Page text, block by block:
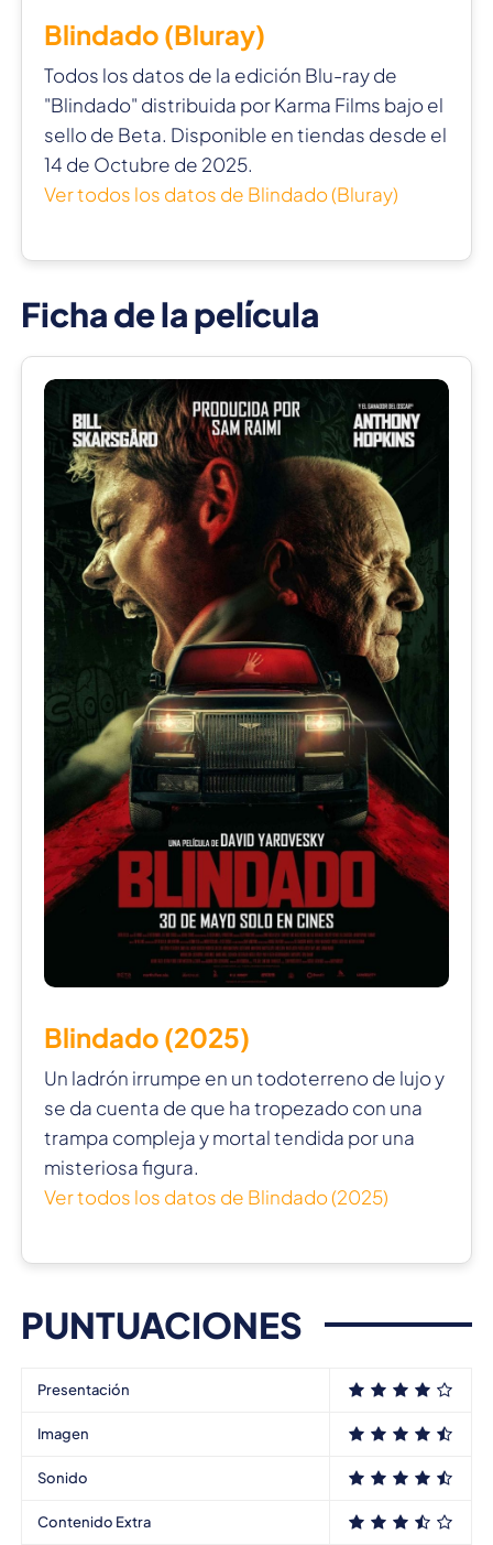
Blindado (Bluray)
Todos los datos de la edición Blu-ray de
"Blindado" distribuida por Karma Films bajo el
sello de Beta. Disponible en tiendas desde el
14 de Octubre de 2025.
Ver todos los datos de Blindado (Bluray)
Ficha de la película
Blindado (2025)
Un ladrón irrumpe en un todoterreno de lujo y
se da cuenta de que ha tropezado con una
trampa compleja y mortal tendida por una
misteriosa figura.
Ver todos los datos de Blindado (2025)
PUNTUACIONES
Presentación
Imagen
Sonido
Contenido Extra